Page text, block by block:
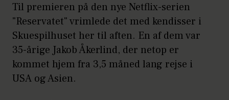
Til premieren på den nye Netflix-serien
"Reservatet" vrimlede det med kendisser i
Skuespilhuset her til aften. En af dem var
35-årige Jakob Åkerlind, der netop er
kommet hjem fra 3,5 måned lang rejse i
USA og Asien.